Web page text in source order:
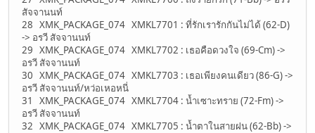
สัจจานนท์
28 XMK_PACKAGE_074 XMKL7701 : ที่รักเรารักกันไม่ได้ (62-D)
-> อรวี สัจจานนท์
29 XMK_PACKAGE_074 XMKL7702 : เธอคือดวงใจ (69-Cm) ->
อรวี สัจจานนท์
30 XMK_PACKAGE_074 XMKL7703 : เธอเพียงคนเดียว (86-G) ->
อรวี สัจจานนท์/หว่อเหอหนี่
31 XMK_PACKAGE_074 XMKL7704 : น้ำเซาะทราย (72-Fm) ->
อรวี สัจจานนท์
32 XMK_PACKAGE_074 XMKL7705 : น้ำตาในสายฝน (62-Bb) ->